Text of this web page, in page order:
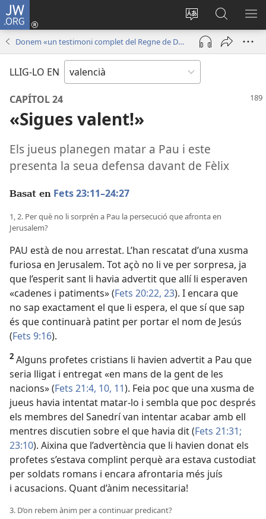
JW.ORG
Canviar
l'idioma
Iniciar
sessió
una
Busca
a
JW.ORG
Donem «un testimoni complet del Regne de Déu»
LLIG-LO EN
CAPÍTOL 24
«Sigues valent!»
Els jueus planegen matar a Pau i este
presenta la seua defensa davant de Fèlix
Basat en Fets 23:11–24:27
1, 2. Per què no li sorprén a Pau la persecució que afronta en
Jerusalem?
PAU està de nou arrestat. L’han rescatat d’una xusma
furiosa en Jerusalem. Tot açò no li ve per sorpresa, ja
que l’esperit sant li havia advertit que allí li esperaven
«cadenes i patiments» (Fets 20:22, 23). I encara que
no sap exactament el que li espera, el que sí que sap
és que continuarà patint per portar el nom de Jesús
(Fets 9:16).
2 Alguns profetes cristians li havien advertit a Pau que
seria lligat i entregat «en mans de la gent de les
nacions» (Fets 21:4, 10, 11). Feia poc que una xusma de
jueus havia intentat matar-lo i sembla que poc després
els membres del Sanedrí van intentar acabar amb ell
mentres discutien sobre el que havia dit (Fets 21:31;
23:10). Aixina que l’advertència que li havien donat els
profetes s’estava complint perquè ara estava custodiat
per soldats romans i encara afrontaria més juís
i acusacions. Quant d’ànim necessitaria!
3. D’on rebem ànim per a continuar predicant?